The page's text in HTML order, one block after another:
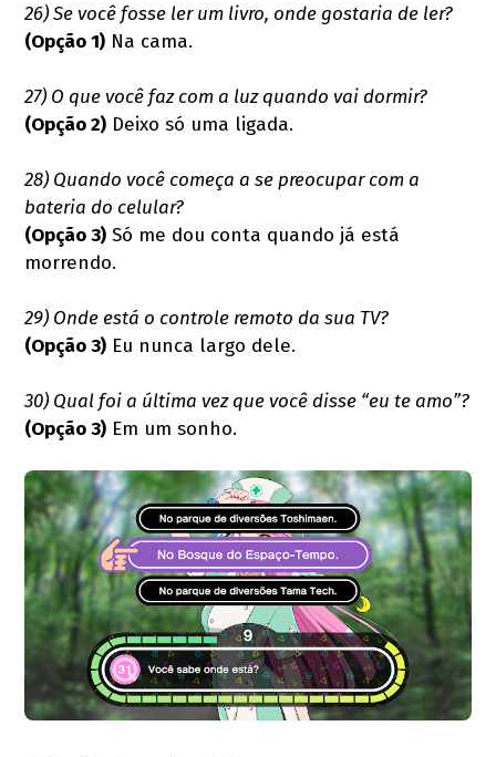
26) Se você fosse ler um livro, onde gostaria de ler?
(Opção 1) Na cama.
27) O que você faz com a luz quando vai dormir?
(Opção 2) Deixo só uma ligada.
28) Quando você começa a se preocupar com a
bateria do celular?
(Opção 3) Só me dou conta quando já está
morrendo.
29) Onde está o controle remoto da sua TV?
(Opção 3) Eu nunca largo dele.
30) Qual foi a última vez que você disse “eu te amo”?
(Opção 3) Em um sonho.